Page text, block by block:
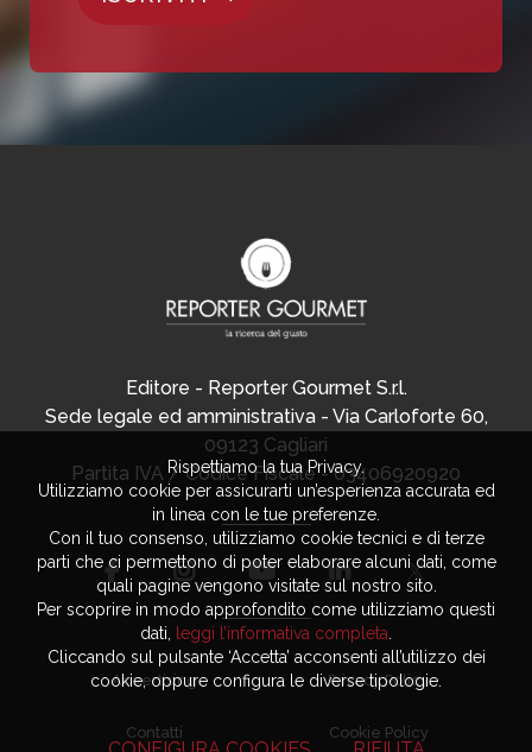
Editore - Reporter Gourmet S.r.l.
Sede legale ed amministrativa - Via Carloforte 60,
09123 Cagliari
Partita IVA / Codice Fiscale - 03406920920
Advertising
Contatti
Privacy Policy
Cookie Policy
Rispettiamo la tua Privacy.
Utilizziamo cookie per assicurarti un’esperienza accurata ed
in linea con le tue preferenze.
Con il tuo consenso, utilizziamo cookie tecnici e di terze
parti che ci permettono di poter elaborare alcuni dati, come
quali pagine vengono visitate sul nostro sito.
Per scoprire in modo approfondito come utilizziamo questi
dati,
leggi l’informativa completa
Cliccando sul pulsante ‘Accetta’ acconsenti all’utilizzo dei
cookie, oppure configura le diverse tipologie.